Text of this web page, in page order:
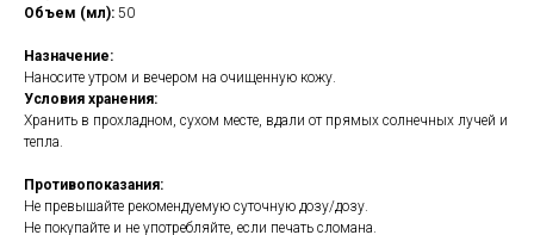
Объем (мл): 50
Назначение:
Наносите утром и вечером на очищенную кожу.
Условия хранения:
Хранить в прохладном, сухом месте, вдали от прямых солнечных лучей и
тепла.
Противопоказания:
Не превышайте рекомендуемую суточную дозу/дозу.
Не покупайте и не употребляйте, если печать сломана.